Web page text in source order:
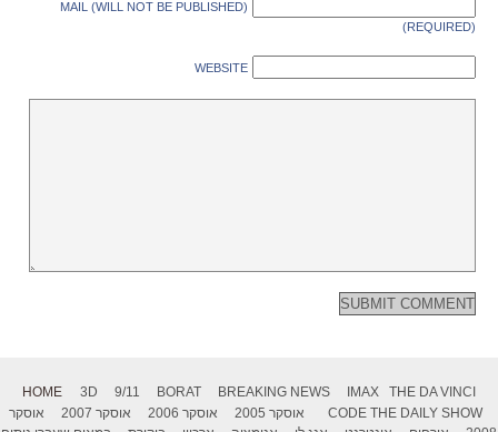
MAIL (WILL NOT BE PUBLISHED)
(REQUIRED)
WEBSITE
HOME 3D 9/11 BORAT BREAKING NEWS IMAX
THE DA VINCI
CODE THE DAILY SHOW אוסקר 2005 אוסקר 2006 אוסקר 2007
אוסקר